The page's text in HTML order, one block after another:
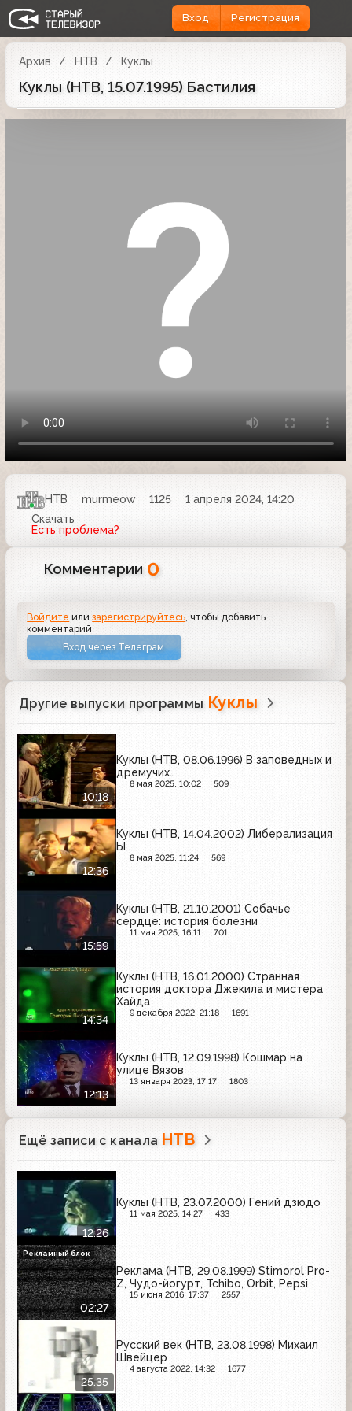
Вход Регистрация
Архив НТВ Куклы
Куклы (НТВ, 15.07.1995) Бастилия
НТВ murmeow 1125
1 апреля 2024, 14:20
Скачать
Есть проблема?
Комментарии 0
Войдите илизарегистрируйтесь , чтобы добавить
комментарий
Вход через Телеграм
Другие выпуски программы Куклы
10:18
Куклы (НТВ, 08.06.1996) В заповедных и
дремучих…
8 мая 2025, 10:02 509
12:36
Куклы (НТВ, 14.04.2002) Либерализация
Ы
8 мая 2025, 11:24 569
15:59
Куклы (НТВ, 21.10.2001) Собачье
сердце: история болезни
11 мая 2025, 16:11 701
14:34
Куклы (НТВ, 16.01.2000) Странная
история доктора Джекила и мистера
Хайда
9 декабря 2022, 21:18 1691
12:13
Куклы (НТВ, 12.09.1998) Кошмар на
улице Вязов
13 января 2023, 17:17 1803
Ещё записи с канала НТВ
12:26
Куклы (НТВ, 23.07.2000) Гений дзюдо
11 мая 2025, 14:27 433
02:27
Реклама (НТВ, 29.08.1999) Stimorol Pro-
Z, Чудо-йогурт, Tchibo, Orbit, Pepsi
15 июня 2016, 17:37 2557
Рекламный блок
25:35
Русский век (НТВ, 23.08.1998) Михаил
Швейцер
4 августа 2022, 14:32 1677